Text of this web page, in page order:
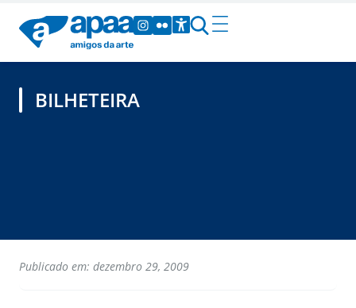
BILHETEIRA
Publicado em: dezembro 29, 2009